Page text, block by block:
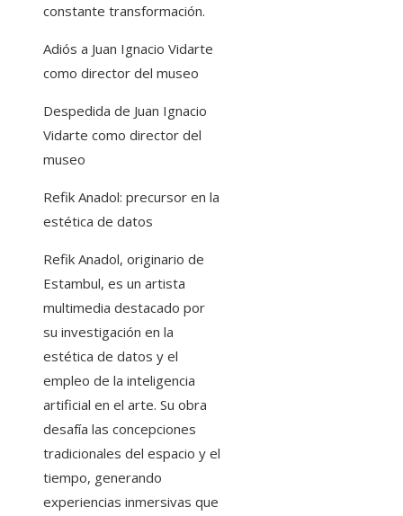
constante transformación.
Adiós a Juan Ignacio Vidarte
como director del museo
Despedida de Juan Ignacio
Vidarte como director del
museo
Refik Anadol: precursor en la
estética de datos
Refik Anadol, originario de
Estambul, es un artista
multimedia destacado por
su investigación en la
estética de datos y el
empleo de la inteligencia
artificial en el arte. Su obra
desafía las concepciones
tradicionales del espacio y el
tiempo, generando
experiencias inmersivas que